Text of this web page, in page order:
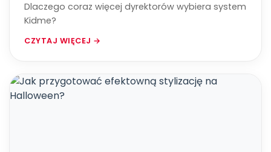
Dlaczego coraz więcej dyrektorów wybiera system
Kidme?
CZYTAJ WIĘCEJ →